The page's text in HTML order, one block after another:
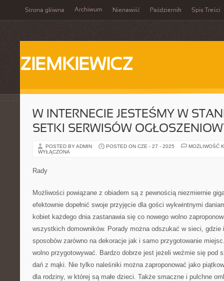
Strona główna Archiwum Nienawiść Październik Spis Treści
ZIEMKIEWICZ
W INTERNECIE JESTEŚMY W
SETKI SERWISÓW
POSTED BY ADMIN POSTED ON CZE - 27 - 2025
MOŻLIWOŚĆ
WYŁĄCZONA
Rady
Możliwości powiązane z obiadem są z pewnością niezmiernie
efektownie dopełnić swoje przyjęcie dla gości wykwintnymi
kobiet każdego dnia zastanawia się co nowego wolno
wszystkich domowników. Porady można odszukać w sieci, gdzie
sposobów zarówno na dekoracje jak i samo przygotowanie
wolno przygotowywać. Bardzo dobrze jest jeżeli weźmie się pod
dań z mąki. Nie tylko naleśniki można zaproponować jako
dla rodziny, w której są małe dzieci. Także smaczne i pulchne